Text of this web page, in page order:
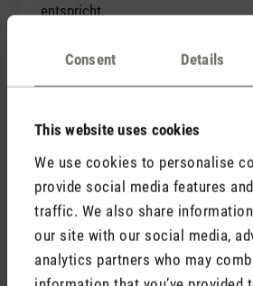
Consent Details
This website uses cookies
We use cookies to personalise
provide social media features
traffic. We also share
our site with our social media,
analytics partners who may
entspricht.
Doch so schnell ist mir noch
dem Kunden und
eine passende Lösung
haben Fragen zu
am besten direkt
auf.